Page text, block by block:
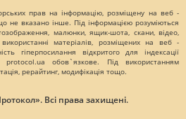
прав на інформацію, розміщену на веб -
не вказано інше. Під інформацією розуміються
малюнки, ящик-шота, скани, відео,
матеріалів, розміщених на веб -
гіперпосилання відкритого для індексації
обов`язкове. Під використанням
рерайтинг, модифікація тощо.
Всі права захищені.